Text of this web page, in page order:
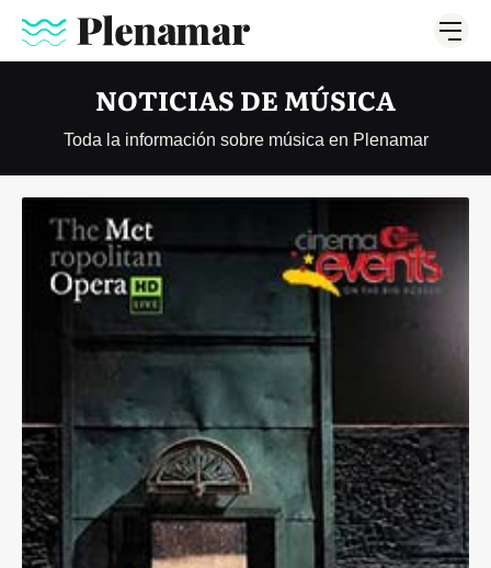
NOTICIAS DE MÚSICA
Toda la información sobre música en Plenamar